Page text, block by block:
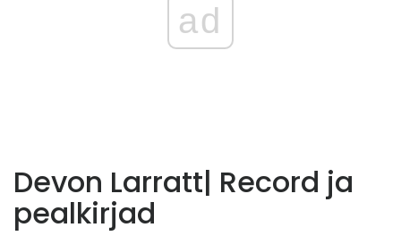
ad
Devon Larratt| Record ja
pealkirjad